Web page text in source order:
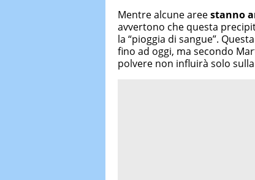
Mentre alcune areestanno
avvertono che questa
la “pioggia di sangue”.
fino ad oggi, ma secondo
polvere non influirà solo